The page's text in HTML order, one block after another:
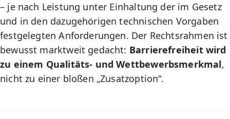
– je nach Leistung unter Einhaltung der im Gesetz
und in den dazugehörigen technischen Vorgaben
festgelegten Anforderungen. Der Rechtsrahmen ist
bewusst marktweit gedacht: Barrierefreiheit wird
zu einem Qualitäts- und Wettbewerbsmerkmal,
nicht zu einer bloßen „Zusatzoption“.